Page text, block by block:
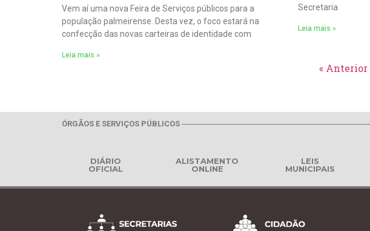
Vem aí uma nova Feira de Serviços públicos para a
população palmeirense. Desta vez, o foco estará na
confecção das novas carteiras de identidade com
Leia mais »
Secretaria
Leia mais »
« Anterior
ÓRGÃOS E SERVIÇOS PÚBLICOS
DIÁRIO
OFICIAL
ALISTAMENTO
ONLINE
LEIS
MUNICIPAIS